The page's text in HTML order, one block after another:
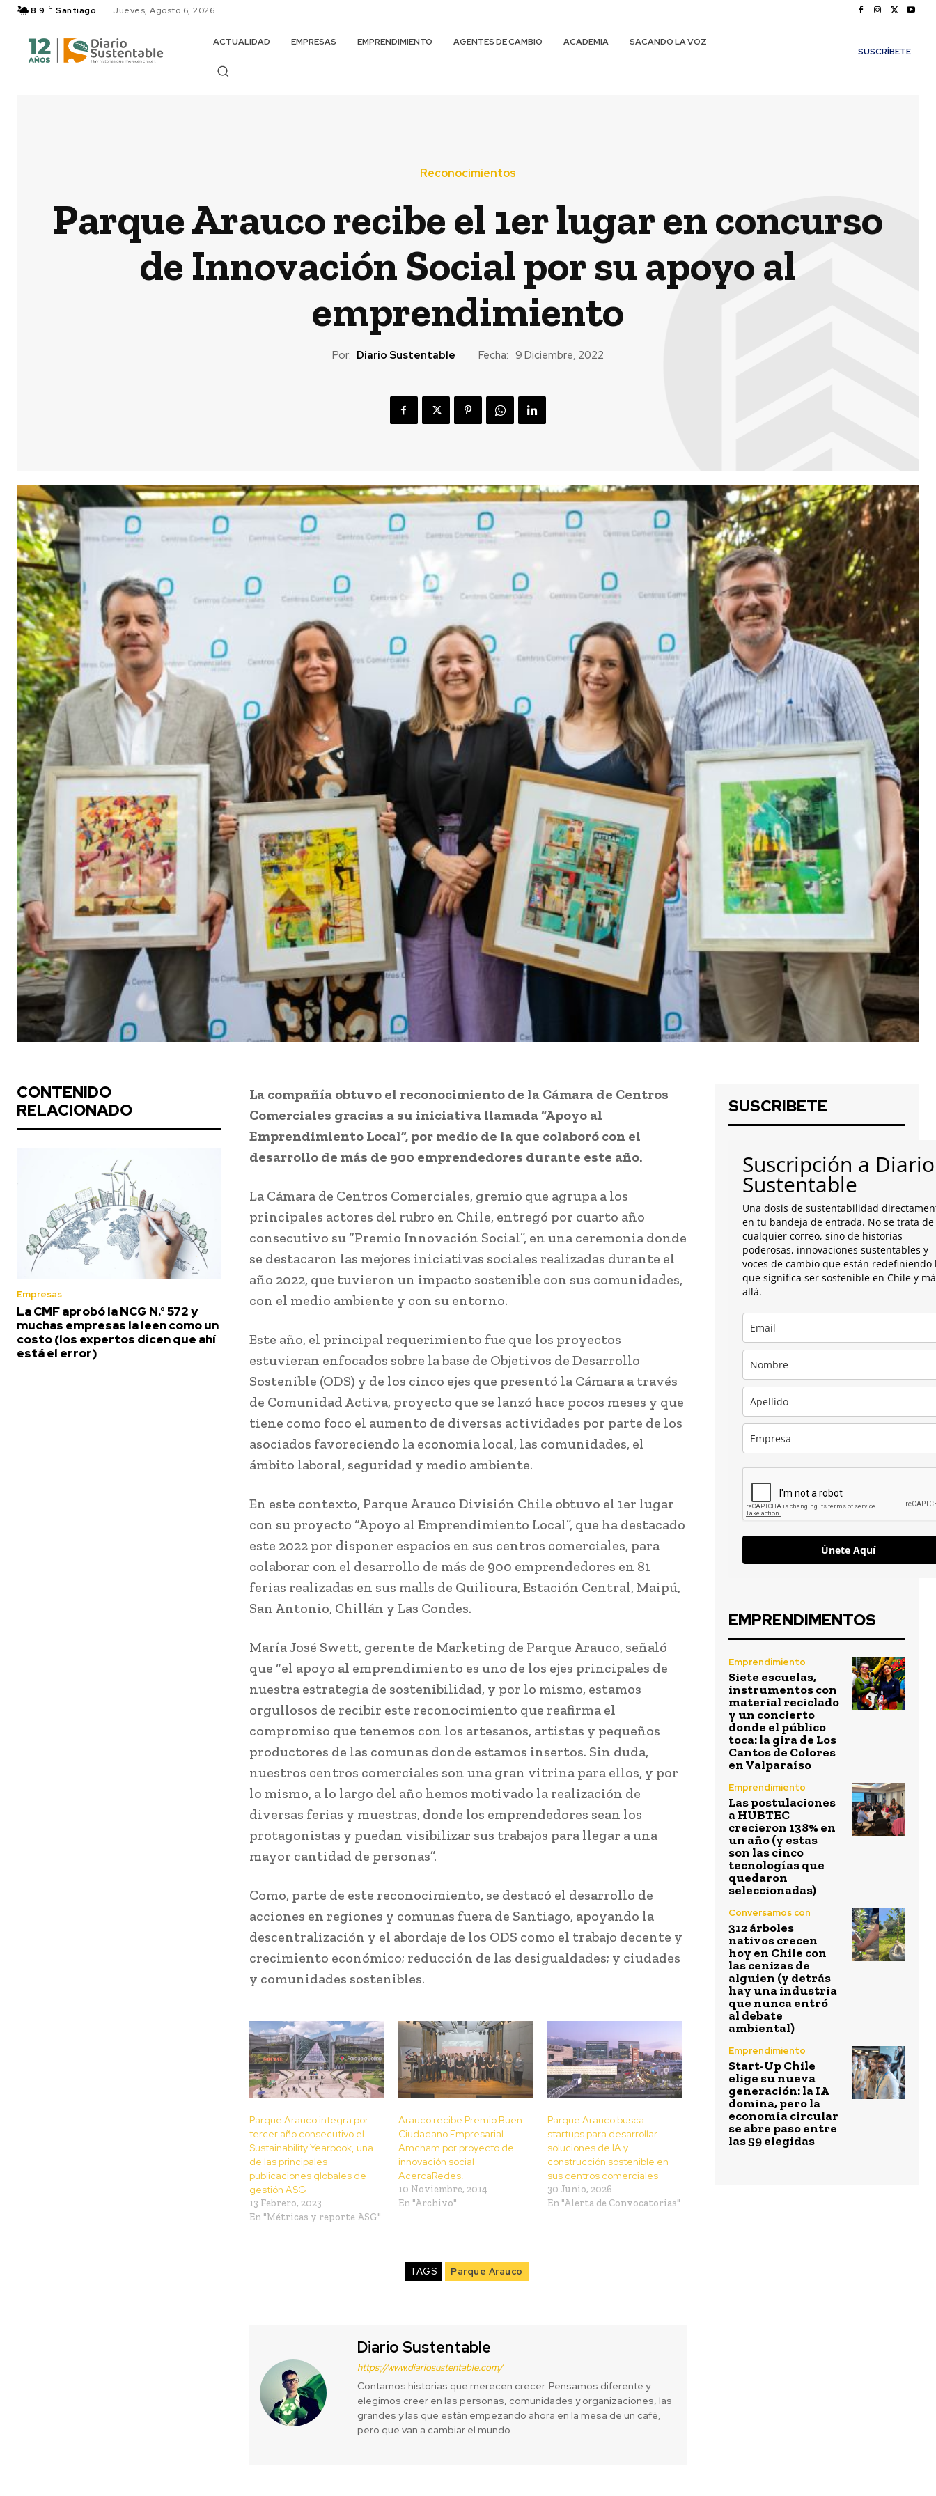
8.9 C Santiago Jueves, Agosto 6, 2026
ACTUALIDAD EMPRESAS EMPRENDIMIENTO AGENTES DE CAMBIO ACADEMIA
SACANDO LA VOZ
SUSCRÍBETE
Reconocimientos
Parque Arauco recibe el 1er lugar en concurso
de Innovación Social por su apoyo al
emprendimiento
Por: Diario Sustentable Fecha: 9 Diciembre, 2022
CONTENIDO
RELACIONADO
Empresas
La CMF aprobó la NCG N.° 572 y
muchas empresas la leen como un
costo (los expertos dicen que ahí
está el error)
La compañía obtuvo el reconocimiento de la Cámara de Centros
Comerciales gracias a su iniciativa llamada “Apoyo al
Emprendimiento Local”, por medio de la que colaboró con el
desarrollo de más de 900 emprendedores durante este año.
La Cámara de Centros Comerciales, gremio que agrupa a los
principales actores del rubro en Chile, entregó por cuarto año
consecutivo su “Premio Innovación Social”, en una ceremonia donde
se destacaron las mejores iniciativas sociales realizadas durante el
año 2022, que tuvieron un impacto sostenible con sus comunidades,
con el medio ambiente y con su entorno.
Este año, el principal requerimiento fue que los proyectos
estuvieran enfocados sobre la base de Objetivos de Desarrollo
Sostenible (ODS) y de los cinco ejes que presentó la Cámara a través
de Comunidad Activa, proyecto que se lanzó hace pocos meses y que
tiene como foco el aumento de diversas actividades por parte de los
asociados favoreciendo la economía local, las comunidades, el
ámbito laboral, seguridad y medio ambiente.
En este contexto, Parque Arauco División Chile obtuvo el 1er lugar
con su proyecto “Apoyo al Emprendimiento Local”, que ha destacado
este 2022 por disponer espacios en sus centros comerciales, para
colaborar con el desarrollo de más de 900 emprendedores en 81
ferias realizadas en sus malls de Quilicura, Estación Central, Maipú,
San Antonio, Chillán y Las Condes.
María José Swett, gerente de Marketing de Parque Arauco, señaló
que “el apoyo al emprendimiento es uno de los ejes principales de
nuestra estrategia de sostenibilidad, y por lo mismo, estamos
orgullosos de recibir este reconocimiento que reafirma el
compromiso que tenemos con los artesanos, artistas y pequeños
productores de las comunas donde estamos insertos. Sin duda,
nuestros centros comerciales son una gran vitrina para ellos, y por
lo mismo, a lo largo del año hemos motivado la realización de
diversas ferias y muestras, donde los emprendedores sean los
protagonistas y puedan visibilizar sus trabajos para llegar a una
mayor cantidad de personas”.
Como, parte de este reconocimiento, se destacó el desarrollo de
acciones en regiones y comunas fuera de Santiago, apoyando la
descentralización y el abordaje de los ODS como el trabajo decente y
crecimiento económico; reducción de las desigualdades; y ciudades
y comunidades sostenibles.
Parque Arauco integra por
tercer año consecutivo el
Sustainability Yearbook, una
de las principales
publicaciones globales de
gestión ASG
13 Febrero, 2023
En "Métricas y reporte ASG"
Arauco recibe Premio Buen
Ciudadano Empresarial
Amcham por proyecto de
innovación social
AcercaRedes.
10 Noviembre, 2014
En "Archivo"
Parque Arauco busca
startups para desarrollar
soluciones de IA y
construcción sostenible en
sus centros comerciales
30 Junio, 2026
En "Alerta de Convocatorias"
TAGS Parque Arauco
Diario Sustentable
https://www.diariosustentable.com/
Contamos historias que merecen crecer. Pensamos diferente y
elegimos creer en las personas, comunidades y organizaciones, las
grandes y las que están empezando ahora en la mesa de un café,
pero que van a cambiar el mundo.
SUSCRIBETE
Suscripción a Diario
Sustentable
Una dosis de sustentabilidad
en tu bandeja de entrada. No se trata de
cualquier correo, sino de historias
poderosas, innovaciones sustentables y
voces de cambio que están redefiniendo
que significa ser sostenible en Chile y
allá.
Únete Aquí
EMPRENDIMENTOS
Emprendimiento
Siete escuelas,
instrumentos con
material reciclado
y un concierto
donde el público
toca: la gira de Los
Cantos de Colores
en Valparaíso
Emprendimiento
Las postulaciones
a HUBTEC
crecieron 138% en
un año (y estas
son las cinco
tecnologías que
quedaron
seleccionadas)
Conversamos con
312 árboles
nativos crecen
hoy en Chile con
las cenizas de
alguien (y detrás
hay una industria
que nunca entró
al debate
ambiental)
Emprendimiento
Start-Up Chile
elige su nueva
generación: la IA
domina, pero la
economía circular
se abre paso entre
las 59 elegidas